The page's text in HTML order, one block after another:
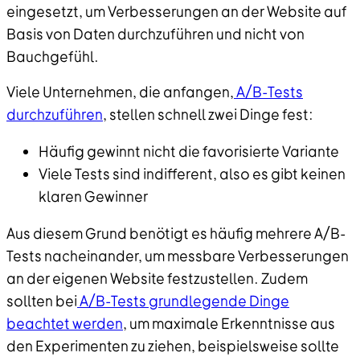
eingesetzt, um Verbesserungen an der Website auf
Basis von Daten durchzuführen und nicht von
Bauchgefühl.
Viele Unternehmen, die anfangen,A/B-Tests
durchzuführen, stellen schnell zwei Dinge fest:
Häufig gewinnt nicht die favorisierte Variante
Viele Tests sind indifferent, also es gibt keinen
klaren Gewinner
Aus diesem Grund benötigt es häufig mehrere A/B-
Tests nacheinander, um messbare Verbesserungen
an der eigenen Website festzustellen. Zudem
sollten beiA/B-Tests grundlegende Dinge
beachtet werden, um maximale Erkenntnisse aus
den Experimenten zu ziehen, beispielsweise sollte